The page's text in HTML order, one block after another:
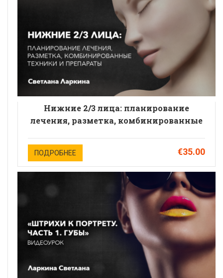
Нижние 2/3 лица: планирование
лечения, разметка, комбинированные
Светлана Ларкина
ПОДРОБНЕЕ €35.00